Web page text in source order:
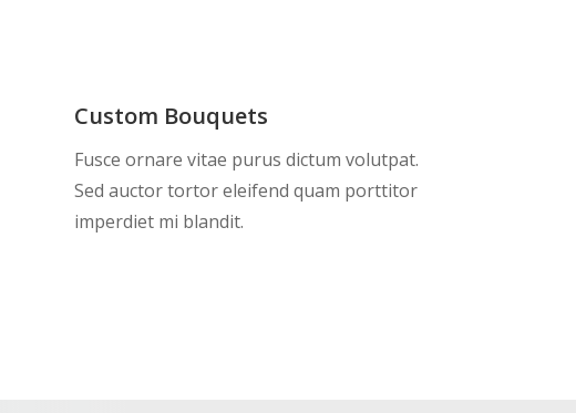
Custom Bouquets
Fusce ornare vitae purus dictum volutpat.
Sed auctor tortor eleifend quam porttitor
imperdiet mi blandit.